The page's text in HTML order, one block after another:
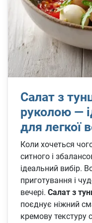
Салат з
руколою —
для легкої
Коли хочеться
ситного і
ідеальний вибір.
приготування і
вечері. Салат з
поєднує ніжний
кремову текстуру